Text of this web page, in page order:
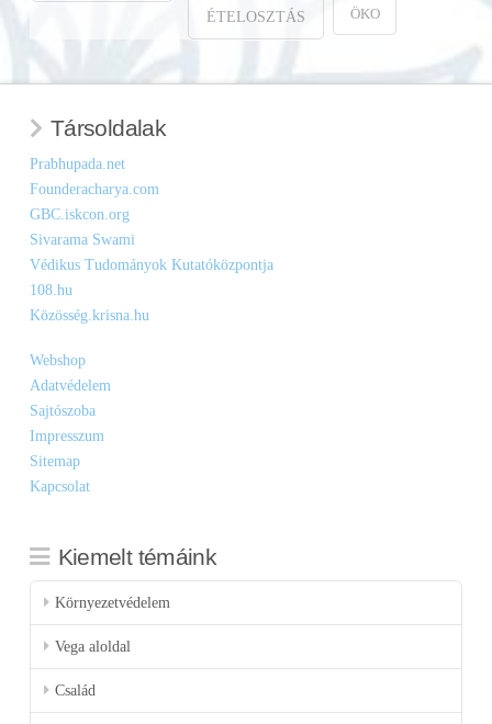
ÉTELOSZTÁS ÖKO
Társoldalak
Prabhupada.net
Founderacharya.com
GBC.iskcon.org
Sivarama Swami
Védikus Tudományok Kutatóközpontja
108.hu
Közösség.krisna.hu
Webshop
Adatvédelem
Sajtószoba
Impresszum
Sitemap
Kapcsolat
Kiemelt témáink
Környezetvédelem
Vega aloldal
Család